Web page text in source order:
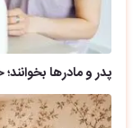
پدر و مادرها